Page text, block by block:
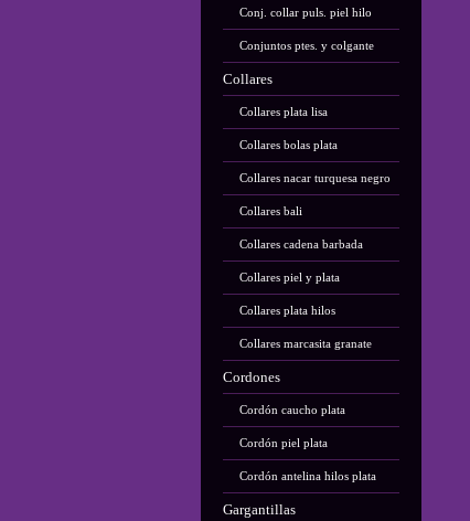
Conj. collar puls. piel hilo
Conjuntos ptes. y colgante
Collares
Collares plata lisa
Collares bolas plata
Collares nacar turquesa negro
Collares bali
Collares cadena barbada
Collares piel y plata
Collares plata hilos
Collares marcasita granate
Cordones
Cordón caucho plata
Cordón piel plata
Cordón antelina hilos plata
Gargantillas